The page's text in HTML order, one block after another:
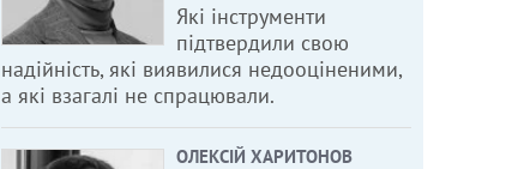
Які інструменти
підтвердили свою
надійність, які виявилися недооціненими,
а які взагалі не спрацювали.
ОЛЕКСІЙ ХАРИТОНОВ